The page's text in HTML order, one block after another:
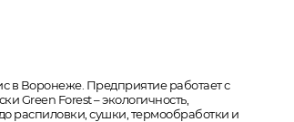
в Воронеже. Предприятие работает с
Green Forest – экологичность,
распиловки, сушки, термообработки и